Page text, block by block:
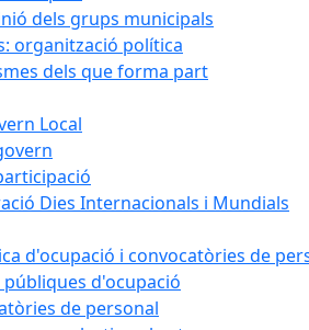
dels grups municipals
organització política
dels que forma part
Local
Dies Internacionals i Mundials
d'ocupació i convocatòries de
d'ocupació
de personal